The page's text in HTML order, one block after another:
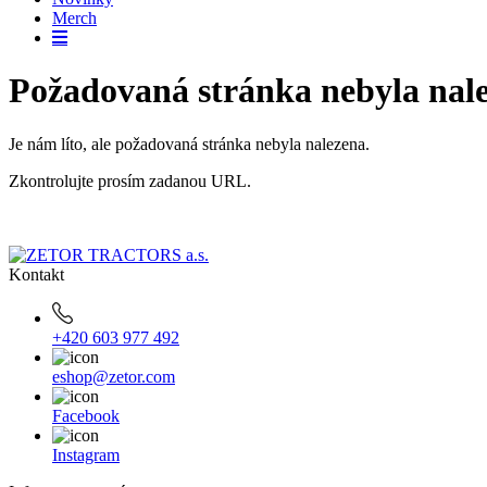
Merch
Požadovaná stránka nebyla
Je nám líto, ale požadovaná stránka nebyla nalezena.
Zkontrolujte prosím zadanou URL.
Kontakt
+420 603 977 492
eshop@zetor.com
Facebook
Instagram